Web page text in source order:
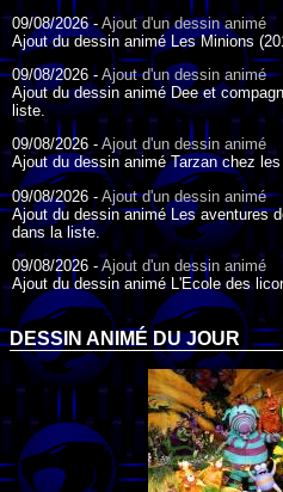
09/08/2026 - Ajout d'un dessin animé
Ajout du dessin animé Les Minions
09/08/2026 - Ajout d'un dessin animé
Ajout du dessin animé Dee et
liste.
09/08/2026 - Ajout d'un dessin animé
Ajout du dessin animé Tarzan chez
09/08/2026 - Ajout d'un dessin animé
Ajout du dessin animé Les aventures
dans la liste.
09/08/2026 - Ajout d'un dessin animé
Ajout du dessin animé L'Ecole des
09/08/2026 - Ajout d'un dessin animé
Ajout du dessin animé Wonder Choux
09/08/2026 -Ajout d'un dessin animé
Ajout du dessin animé Anna et ses
09/08/2026 -Ajout d'un dessin animé
Ajout du dessin animé Tom Pouce en
09/08/2026 -
Ajout d'un dessin animé
DESSIN ANIMÉ DU JOUR